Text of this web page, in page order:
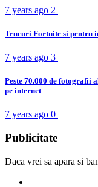
7 years ago 2
Trucuri Fortnite si pentru
7 years ago 3
Peste 70.000 de fotografii
pe internet
7 years ago 0
Publicitate
Daca vrei sa apara si